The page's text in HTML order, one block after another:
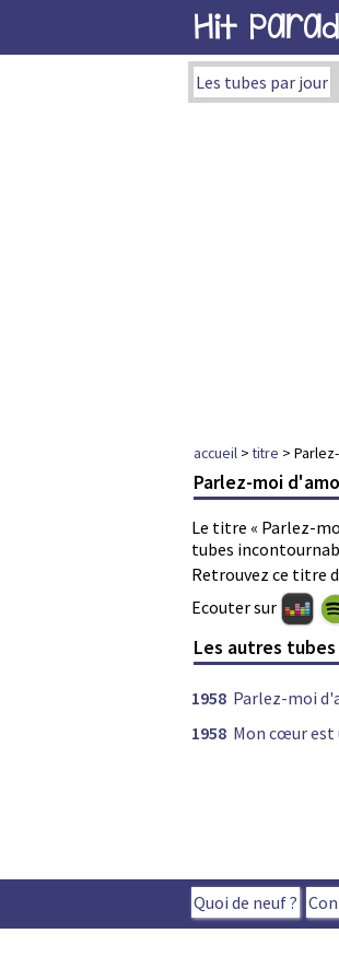
Hit
Les tubes par jour
accueil >titre >
Parlez-moi
Le titre « Parlez-
tubes
Retrouvez ce titre
Ecouter sur
Les autres
1958 Parlez-moi
1958 Mon cœur est
Quoi de neuf ?